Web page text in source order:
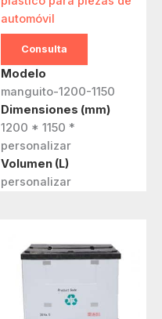
automóvil
Consulta
Modelo
manguito-1200-1150
Dimensiones (mm)
1200 * 1150 *
personalizar
Volumen (L)
personalizar